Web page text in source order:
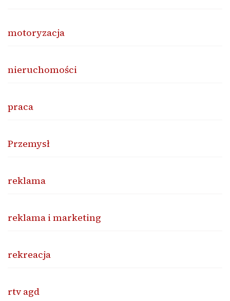
motoryzacja
nieruchomości
praca
Przemysł
reklama
reklama i marketing
rekreacja
rtv agd